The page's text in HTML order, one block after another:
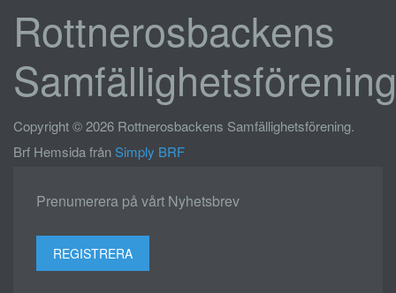
Rottnerosbackens
Samfällighetsförening
Copyright © 2026 Rottnerosbackens Samfällighetsförening.
Brf Hemsida frånSimply BRF
Prenumerera på vårt Nyhetsbrev
REGISTRERA